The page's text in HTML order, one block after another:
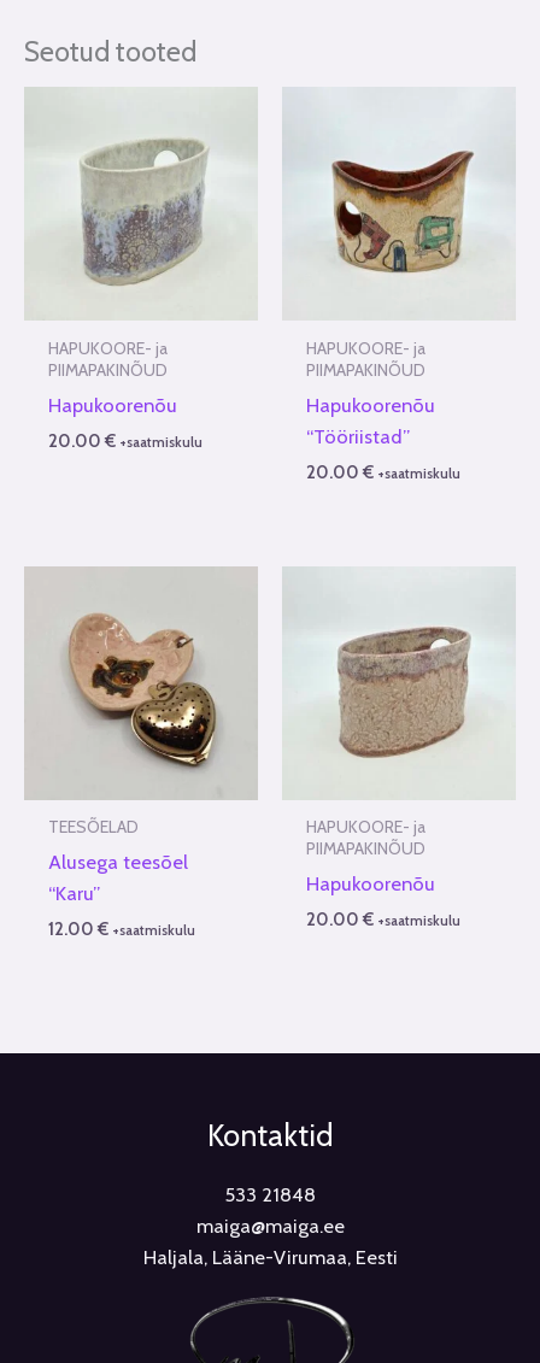
Seotud tooted
HAPUKOORE- ja
PIIMAPAKINÕUD
Hapukoorenõu
20.00€ +saatmiskulu
HAPUKOORE- ja
PIIMAPAKINÕUD
Hapukoorenõu
“Tööriistad”
20.00€ +saatmiskulu
TEESÕELAD
Alusega teesõel
“Karu”
12.00€ +saatmiskulu
HAPUKOORE- ja
PIIMAPAKINÕUD
Hapukoorenõu
20.00€ +saatmiskulu
Kontaktid
533 21848
maiga@maiga.ee
Haljala, Lääne-Virumaa, Eesti